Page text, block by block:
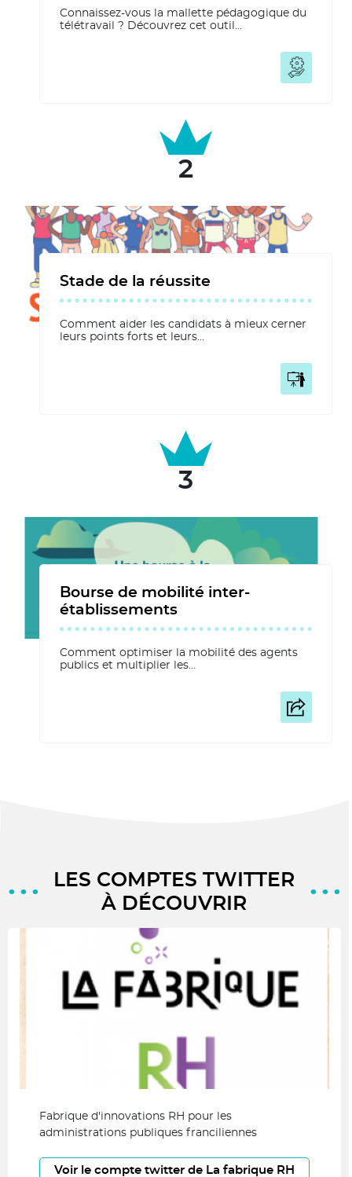
Connaissez-vous la mallette pédagogique du
télétravail ? Découvrez cet outil…
Stade de la réussite
Comment aider les candidats à mieux cerner
leurs points forts et leurs…
Bourse de mobilité inter-
établissements
Comment optimiser la mobilité des agents
publics et multiplier les…
LES COMPTES TWITTER
À DÉCOUVRIR
Fabrique d'innovations RH pour les
administrations publiques franciliennes
Voir le compte twitter de La fabrique RH